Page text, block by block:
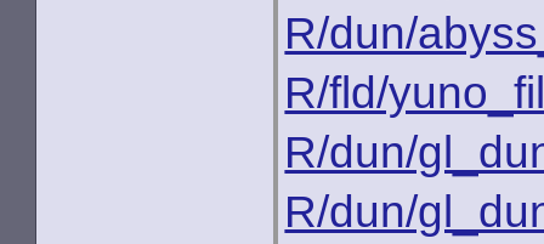
R/dun/
R/fld/
R/dun/
R/dun/